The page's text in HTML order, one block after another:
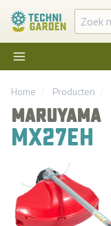
Home Producten
MARUYAMA
MX27EH